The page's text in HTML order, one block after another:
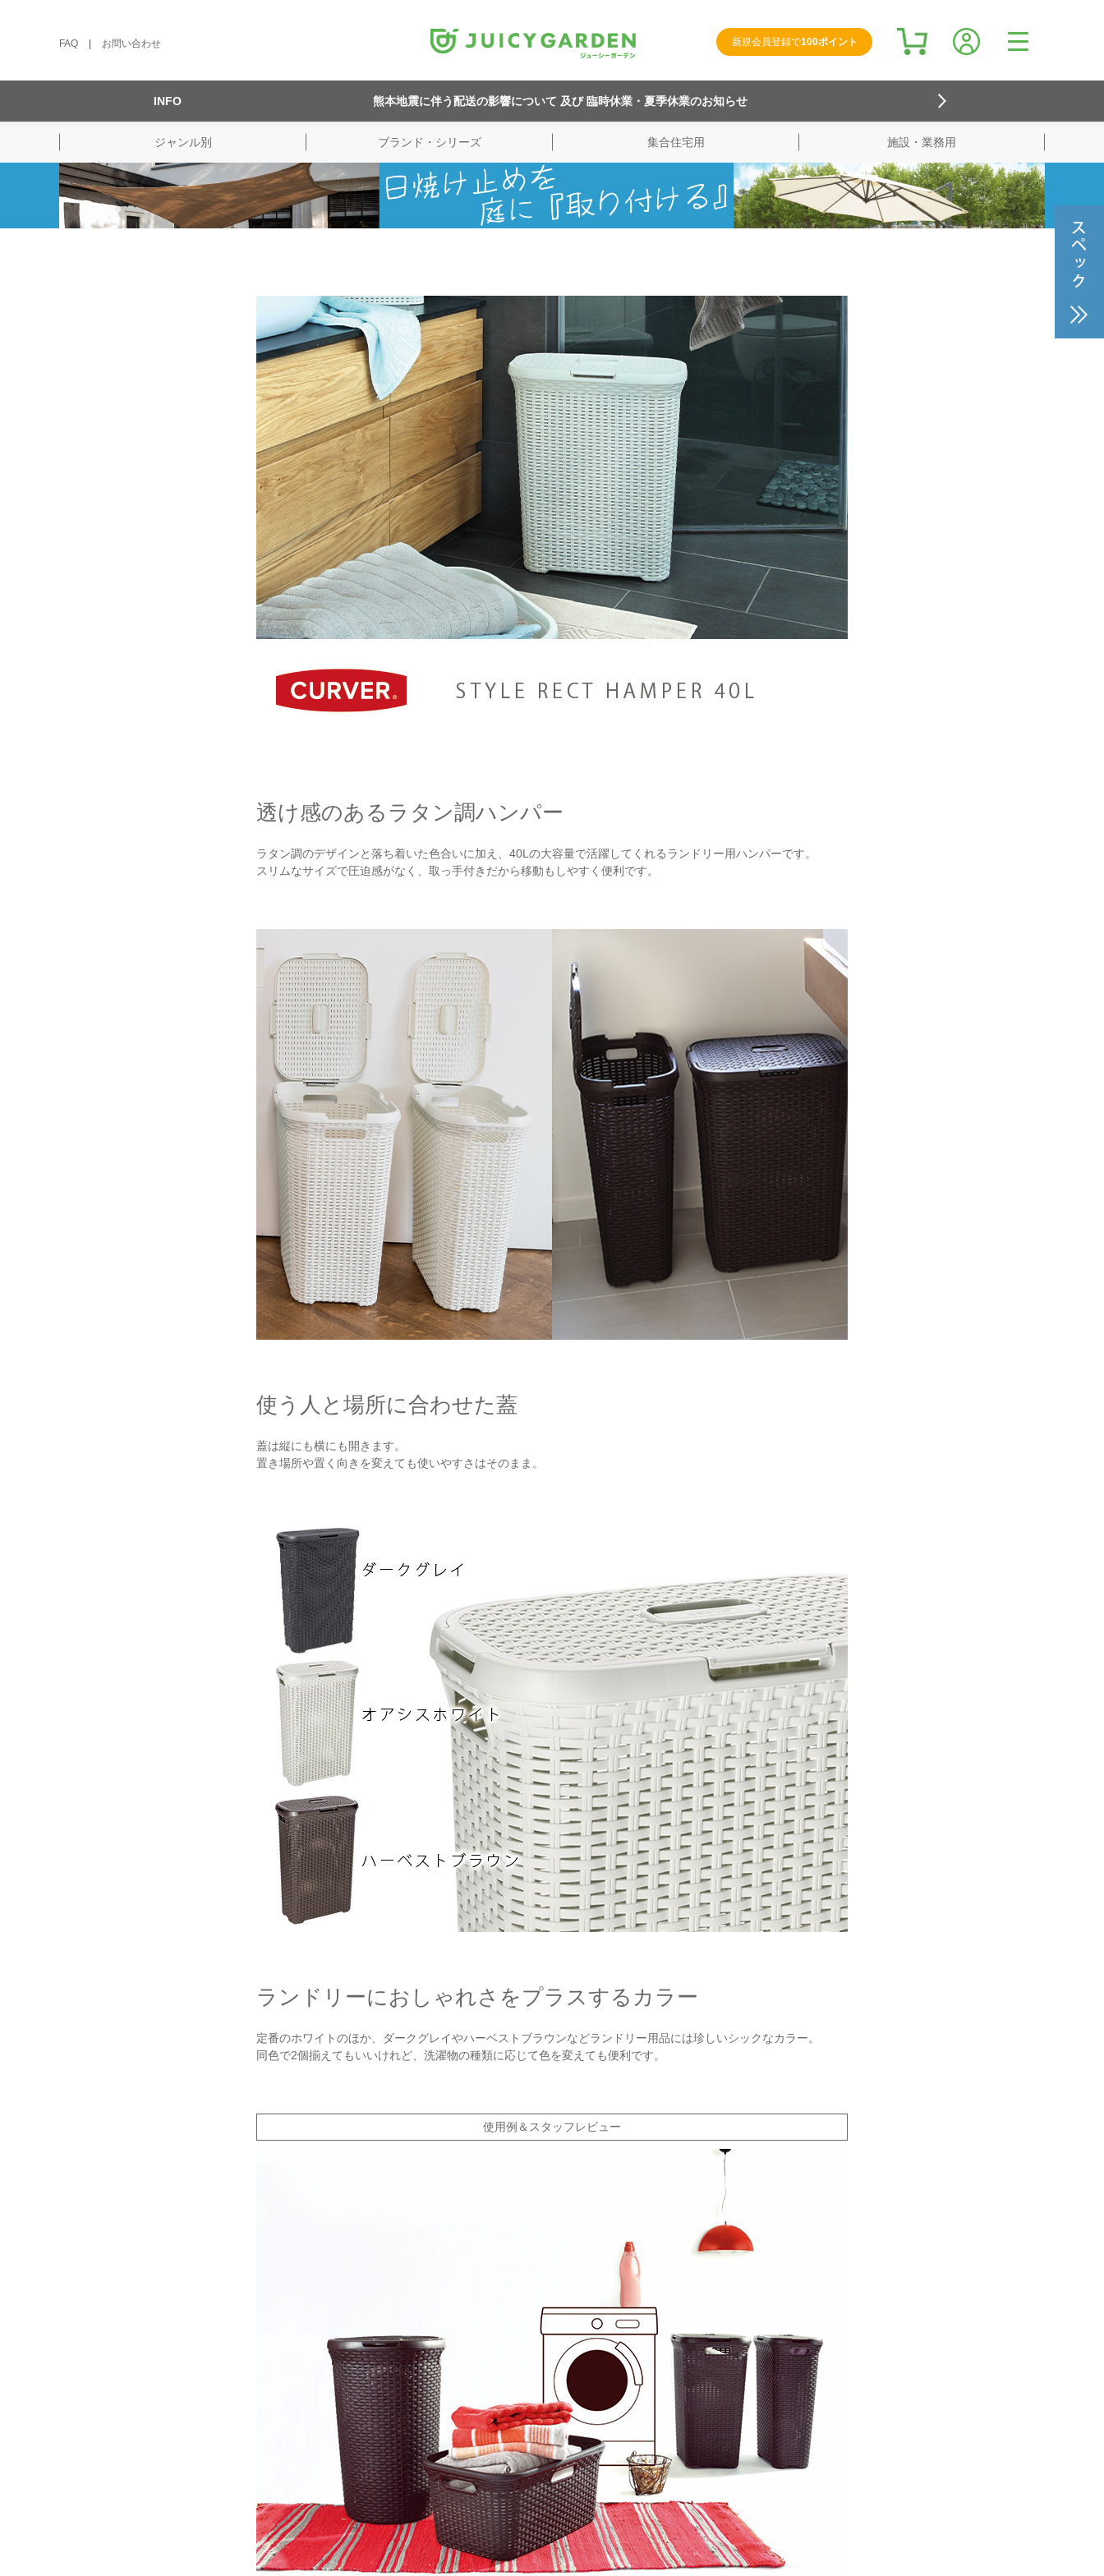
FAQ お問い合わせ 新規会員登録で100ポイント
検索
INFO 熊本地震に伴う配送の影響について 及び 臨時休業・夏季休業のお知らせ
ジャンル別 ブランド・シリーズ 集合住宅用 施設・業務用
透け感のあるラタン調ハンパー
ラタン調のデザインと落ち着いた色合いに加え、40Lの大容量で活躍してくれるランドリー用ハンパーです。
スリムなサイズで圧迫感がなく、取っ手付きだから移動もしやすく便利です。
使う人と場所に合わせた蓋
蓋は縦にも横にも開きます。
置き場所や置く向きを変えても使いやすさはそのまま。
ランドリーにおしゃれさをプラスするカラー
定番のホワイトのほか、ダークグレイやハーベストブラウンなどランドリー用品には珍しいシックなカラー。
同色で2個揃えてもいいけれど、洗濯物の種類に応じて色を変えても便利です。
使用例＆スタッフレビュー